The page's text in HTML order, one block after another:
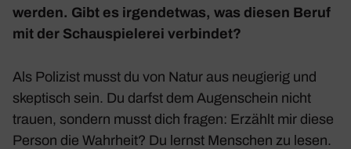
werden. Gibt es irgend­etwas, was diesen Beruf
mit der Schau­spie­lerei verbindet?
Als Poli­zist musst du von Natur aus neugierig und
skep­tisch sein. Du darfst dem Augen­schein nicht
trauen, sondern musst dich fragen: Erzählt mir diese
Person die Wahr­heit? Du lernst Menschen zu lesen.